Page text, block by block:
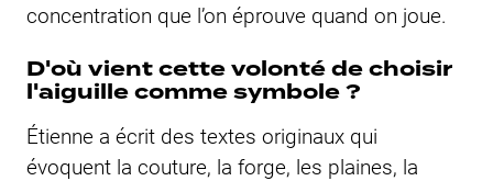
concentration que l’on éprouve quand on joue.
D'où vient cette volonté de choisir
l'aiguille comme symbole ?
Étienne a écrit des textes originaux qui
évoquent la couture, la forge, les plaines, la